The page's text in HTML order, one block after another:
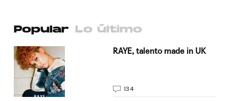
Popular Lo último
RAYE, talento made in UK
134